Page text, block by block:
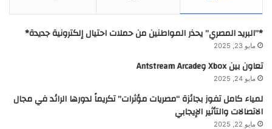
*”البريد المصري” يحذر المواطنين من حملات احتيال إلكترونية جديدة*
مايو 23, 2025
تعاون بين Xbox وAntstream Arcade
مايو 24, 2025
لمياء كامل تفوز بجائزة “مصريات مؤثرات” تكريماً لدورها الرائد في مجال
الاتصالات والتأثير الإيجابي
مايو 22, 2025